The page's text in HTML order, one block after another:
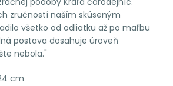
zručností naším skúseným
všetko od odliatku až po maľbu
postava dosahuje úroveň
nebola."
cm